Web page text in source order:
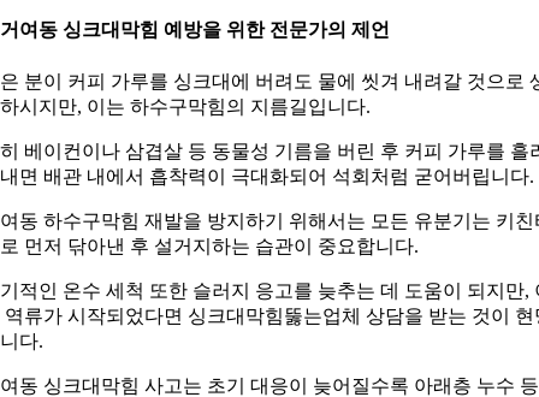
여동 싱크대막힘 예방을 위한 전문가의 제언
분이 커피 가루를 싱크대에 버려도 물에 씻겨 내려갈 것으로
시지만, 이는 하수구막힘의 지름길입니다.
베이컨이나 삼겹살 등 동물성 기름을 버린 후 커피 가루를 흘
면 배관 내에서 흡착력이 극대화되어 석회처럼 굳어버립니다.
동 하수구막힘 재발을 방지하기 위해서는 모든 유분기는 키친
먼저 닦아낸 후 설거지하는 습관이 중요합니다.
적인 온수 세척 또한 슬러지 응고를 늦추는 데 도움이 되지만,
역류가 시작되었다면 싱크대막힘뚫는업체 상담을 받는 것이 현
다.
동 싱크대막힘 사고는 초기 대응이 늦어질수록 아래층 누수 등